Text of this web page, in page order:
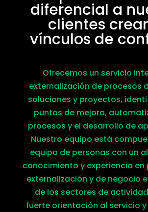
diferencial a
clientes
vínculos de
Ofrecemos un servicio
externalización de procesos
soluciones y proyectos,
puntos de mejora,
procesos y el desarrollo de
Nuestro equipo está
equipo de personas con un
conocimiento y experiencia en
externalización y de negocio
de los sectores de
fuerte orientación al servicio